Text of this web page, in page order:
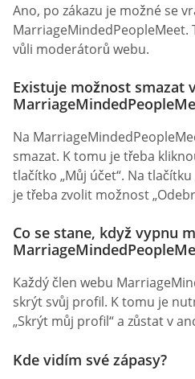
Ano, po zákazu je možné se
MarriageMindedPeopleMeet.
vůli moderátorů webu.
Existuje možnost smazat
Na
smazat. K tomu je třeba
tlačítko „Můj účet“. Na
je třeba zvolit možnost
Co se stane, když vypnu
Každý člen webu
skrýt svůj profil. K tomu je
„Skrýt můj profil“ a zůstat v
Kde vidím své zápasy?